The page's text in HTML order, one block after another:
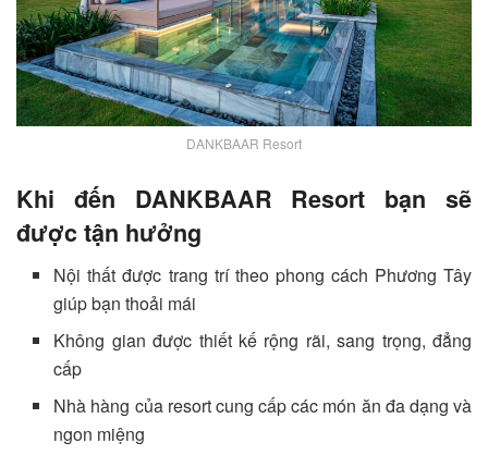
DANKBAAR Resort
Khi đến DANKBAAR Resort bạn sẽ
được tận hưởng
Nội thất được trang trí theo phong cách Phương Tây
giúp bạn thoải mái
Không gian được thiết kế rộng rãi, sang trọng, đẳng
cấp
Nhà hàng của resort cung cấp các món ăn đa dạng và
ngon miệng